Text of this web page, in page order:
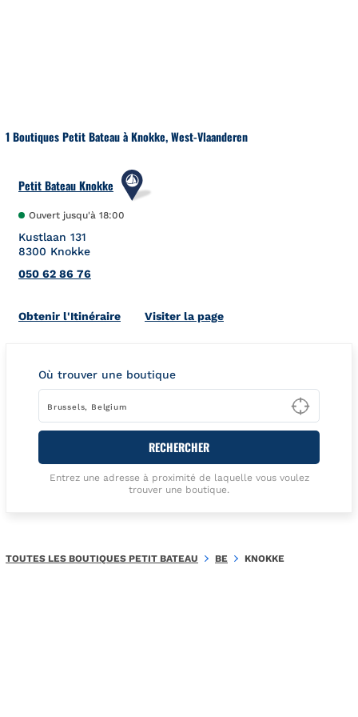
1 Boutiques Petit Bateau à Knokke, West-Vlaanderen
Petit Bateau Knokke
Ouvert jusqu'à 18:00
Kustlaan 131
8300 Knokke
050 62 86 76
Obtenir l'ItinéraireLink Opens in New Tab
Visiter la page
Où trouver une boutique
Type
RECHERCHER
Entrez une adresse à proximité de laquelle vous voulez
trouver une boutique.
TOUTES LES BOUTIQUES PETIT BATEAU BE KNOKKE